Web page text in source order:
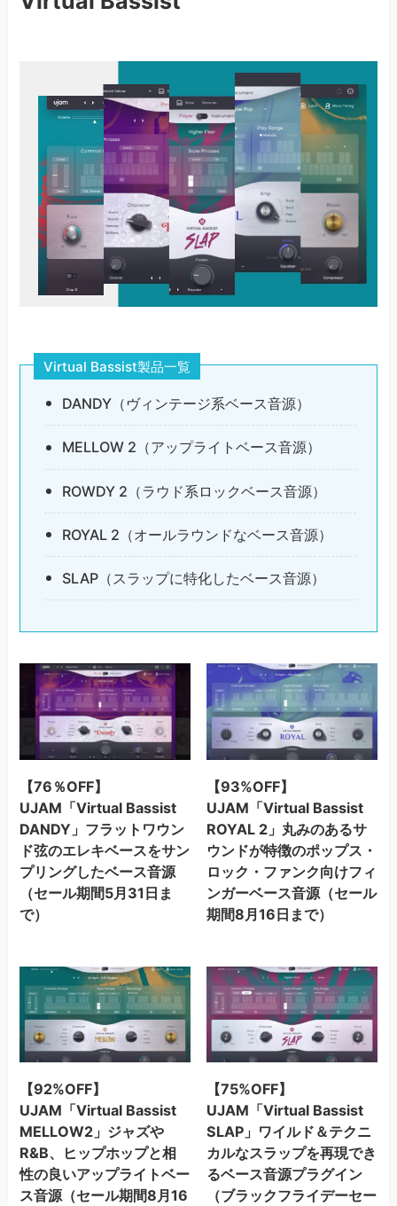
Virtual Bassist製品一覧
DANDY（ヴィンテージ系ベース音源）
MELLOW 2（アップライトベース音源）
ROWDY 2（ラウド系ロックベース音源）
ROYAL 2（オールラウンドなベース音源）
SLAP（スラップに特化したベース音源）
【76％OFF】
UJAM「Virtual Bassist
DANDY」フラットワウン
ド弦のエレキベースをサン
プリングしたベース音源
（セール期間5月31日ま
で）
【93%OFF】
UJAM「Virtual Bassist
ROYAL 2」丸みのあるサ
ウンドが特徴のポップス・
ロック・ファンク向けフィ
ンガーベース音源（セール
期間8月16日まで）
【92%OFF】
UJAM「Virtual Bassist
MELLOW2」ジャズや
R&B、ヒップホップと相
性の良いアップライトベー
ス音源（セール期間8月16
【75%OFF】
UJAM「Virtual Bassist
SLAP」ワイルド＆テクニ
カルなスラップを再現でき
るベース音源プラグイン
（ブラックフライデーセー